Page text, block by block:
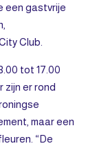
een gastvrije
Club.
tot 17.00
zijn er rond
maar een
“De